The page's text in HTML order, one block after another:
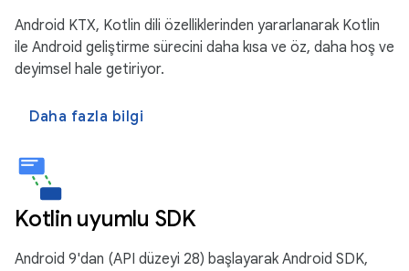
Android KTX, Kotlin dili özelliklerinden yararlanarak Kotlin
ile Android geliştirme sürecini daha kısa ve öz, daha hoş ve
deyimsel hale getiriyor.
Daha fazla bilgi
Kotlin uyumlu SDK
Android 9'dan (API düzeyi 28) başlayarak Android SDK,